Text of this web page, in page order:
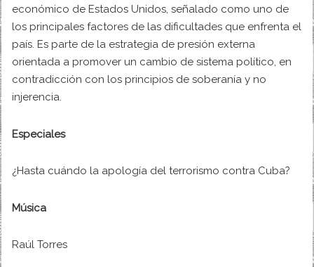
económico de Estados Unidos, señalado como uno de
los principales factores de las dificultades que enfrenta el
país. Es parte de la estrategia de presión externa
orientada a promover un cambio de sistema político, en
contradicción con los principios de soberanía y no
injerencia.
Especiales
¿Hasta cuándo la apología del terrorismo contra Cuba?
Música
Raúl Torres